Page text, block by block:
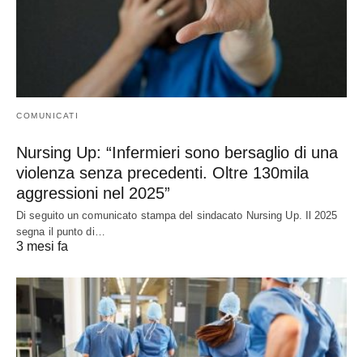
COMUNICATI
Nursing Up: “Infermieri sono bersaglio di una
violenza senza precedenti. Oltre 130mila
aggressioni nel 2025”
Di seguito un comunicato stampa del sindacato Nursing Up. Il 2025
segna il punto di…
3 mesi fa